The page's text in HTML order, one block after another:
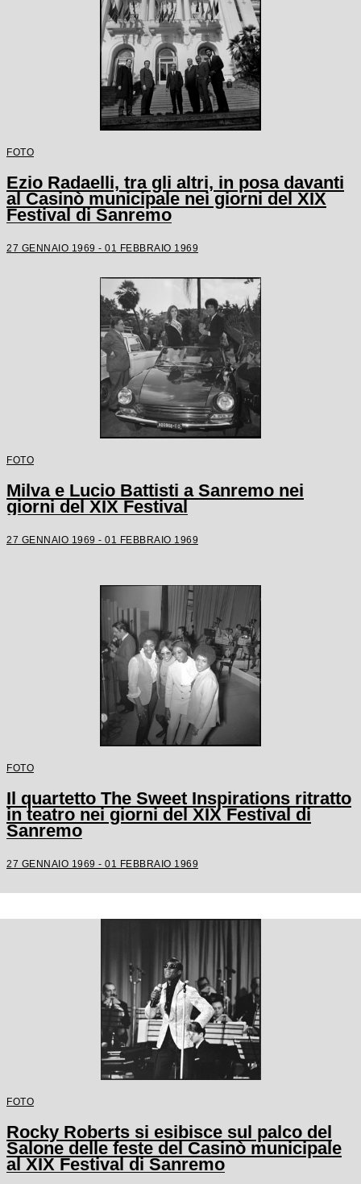
FOTO
Ezio Radaelli, tra gli altri, in posa davanti
al Casinò municipale nei giorni del XIX
Festival di Sanremo
27 GENNAIO 1969 - 01 FEBBRAIO 1969
FOTO
Milva e Lucio Battisti a Sanremo nei
giorni del XIX Festival
27 GENNAIO 1969 - 01 FEBBRAIO 1969
FOTO
Il quartetto The Sweet Inspirations ritratto
in teatro nei giorni del XIX Festival di
Sanremo
27 GENNAIO 1969 - 01 FEBBRAIO 1969
FOTO
Rocky Roberts si esibisce sul palco del
Salone delle feste del Casinò municipale
al XIX Festival di Sanremo